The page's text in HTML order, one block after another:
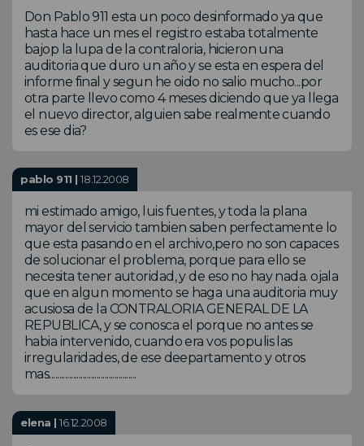
Don Pablo 911 esta un poco desinformado ya que
hasta hace un mes el registro estaba totalmente
bajop la lupa de la contraloria, hicieron una
auditoria que duro un año y se esta en espera del
informe final y segun he oido no salio mucho...por
otra parte llevo como 4 meses diciendo que ya llega
el nuevo director, alguien sabe realmente cuando
es ese dia?
pablo 911 |18.12.2008
mi estimado amigo, luis fuentes, y toda la plana
mayor del servicio tambien saben perfectamente lo
que esta pasando en el archivo,pero no son capaces
de solucionar el problema, porque para ello se
necesita tener autoridad, y de eso no hay nada. ojala
que en algun momento se haga una auditoria muy
acusiosa de la CONTRALORIA GENERAL DE LA
REPUBLICA, y se conosca el porque no antes se
habia intervenido, cuando era vos populis las
irregularidades, de ese deepartamento y otros
mas............................................
elena |16.12.2008